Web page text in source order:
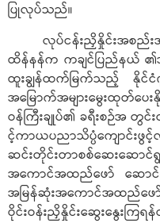
ပြုလုပ်သည်။
လုပ်ငန်းညှိနှိုင်းအစည်းအဝ
ထိန်နန်က ကချင်ပြည်နယ် ၏အ
ထူးချွန်ထက်မြက်သည့် နိုင်
အမြောက်အများမွေး
ဝန်ကြီးချုပ်၏ ခရီးစဉ်အ တွင်
င့်ကာယပညာသိပ္ပံကျောင်းဖွင့်
ဆင်းတိုင်းတာစစ်ဆေး
အကောင်အထည်ဖော် ဆော
အမြန်ဆုံးအကောင်အထည်ဖေ
ဝိုင်းဝန်းညှိနှိုင်းဆွေးနွေးကြရ